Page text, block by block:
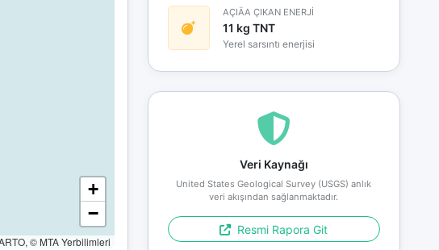
+
−
© MTA Yerbilimleri
AÇIÄA ÇIKAN ENERJİ
11 kg TNT
Yerel sarsıntı enerjisi
Veri Kaynağı
United States Geological Survey (USGS) anlık
veri akışından sağlanmaktadır.
Resmi Rapora Git